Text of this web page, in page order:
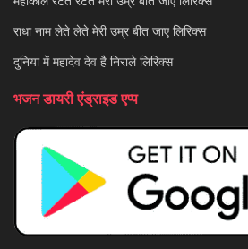
राधा नाम लेते लेते मेरी उम्र बीत जाए लिरिक्स
दुनिया में महादेव देव है निराले लिरिक्स
भजन डायरी एंड्राइड एप्प